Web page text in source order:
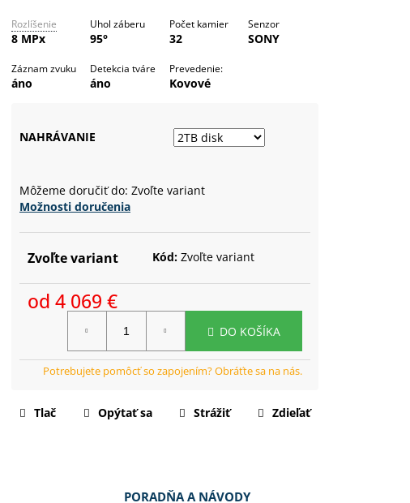
Rozlíšenie
8 MPx
Uhol záberu
95°
Počet kamier
32
Senzor
SONY
Záznam zvuku
áno
Detekcia tváre
áno
Prevedenie:
Kovové
NAHRÁVANIE
Môžeme doručiť do: Zvoľte variant
Možnosti doručenia
Zvoľte variant Kód: Zvoľte variant
od 4 069 €
DO KOŠÍKA
Tlač Opýtať sa Strážiť Zdieľať
PORADŇA A NÁVODY